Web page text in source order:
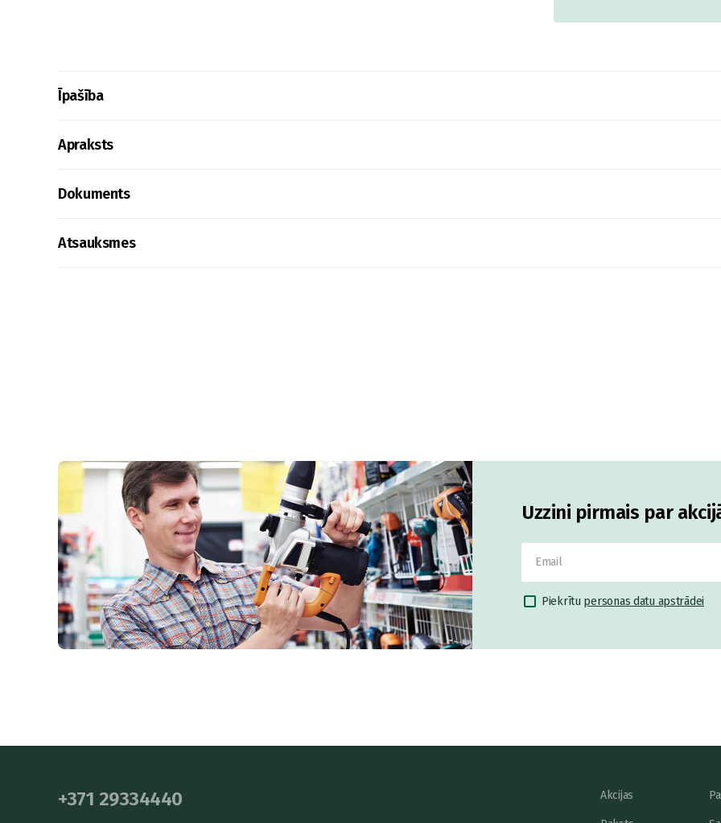
Īpašība
Apraksts
Dokuments
Atsauksmes
Uzzini pirmais par
Piekrītu personas datu apstrādei
+371 29334440 Akcijas